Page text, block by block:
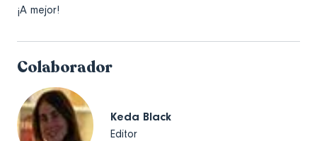
¡A mejor!
Colaborador
Keda Black
Editor